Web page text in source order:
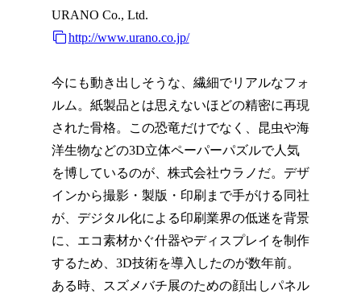
URANO Co., Ltd.
http://www.urano.co.jp/
今にも動き出しそうな、繊細でリアルなフォ
ルム。紙製品とは思えないほどの精密に再現
された骨格。この恐竜だけでなく、昆虫や海
洋生物などの3D立体ペーパーパズルで人気
を博しているのが、株式会社ウラノだ。デザ
インから撮影・製版・印刷まで手がける同社
が、デジタル化による印刷業界の低迷を背景
に、エコ素材かぐ什器やディスプレイを制作
するため、3D技術を導入したのが数年前。
ある時、スズメバチ展のための顔出しパネル